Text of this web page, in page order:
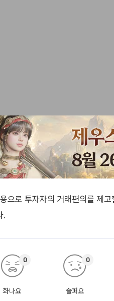
으로 투자자의 거래편의를 제
.
화나요
0
슬퍼요
0